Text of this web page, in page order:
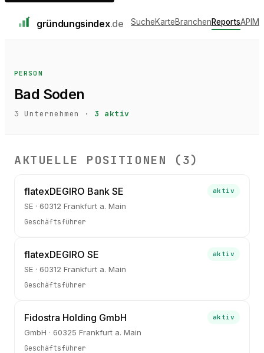
gründungsindex.de SucheKarteBranchenReportsAPI
PERSON
Bad Soden
3 Unternehmen · 3 aktiv
AKTUELLE POSITIONEN (3)
flatexDEGIRO Bank SE
SE · 60312 Frankfurt a. Main
aktiv
Geschäftsführer
flatexDEGIRO SE
SE · 60312 Frankfurt a. Main
aktiv
Geschäftsführer
Fidostra Holding GmbH
GmbH · 60325 Frankfurt a. Main
aktiv
Geschäftsführer